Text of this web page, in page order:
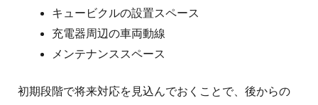
キュービクルの設置スペース
充電器周辺の車両動線
メンテナンススペース
初期段階で将来対応を見込んでおくことで、後からの